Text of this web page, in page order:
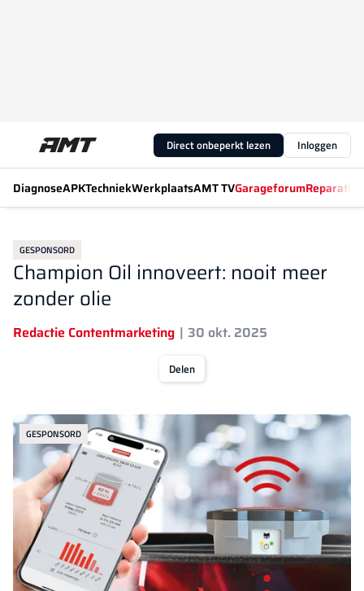
Direct onbeperkt lezen Inloggen
DiagnoseAPKTechniekWerkplaatsAMT TVGarageforum
GESPONSORD
Champion Oil innoveert: nooit meer
zonder olie
Redactie Contentmarketing 30 okt. 2025
Delen
GESPONSORD